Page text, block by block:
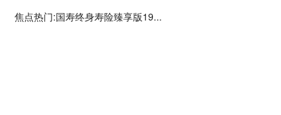
焦点热门:国寿终身寿险臻享版19...